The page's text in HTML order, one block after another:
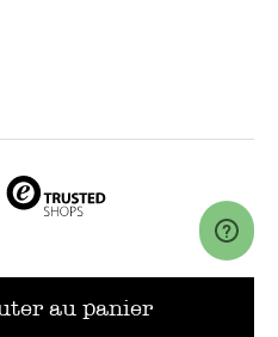
au panier
(Nederland) B.V.